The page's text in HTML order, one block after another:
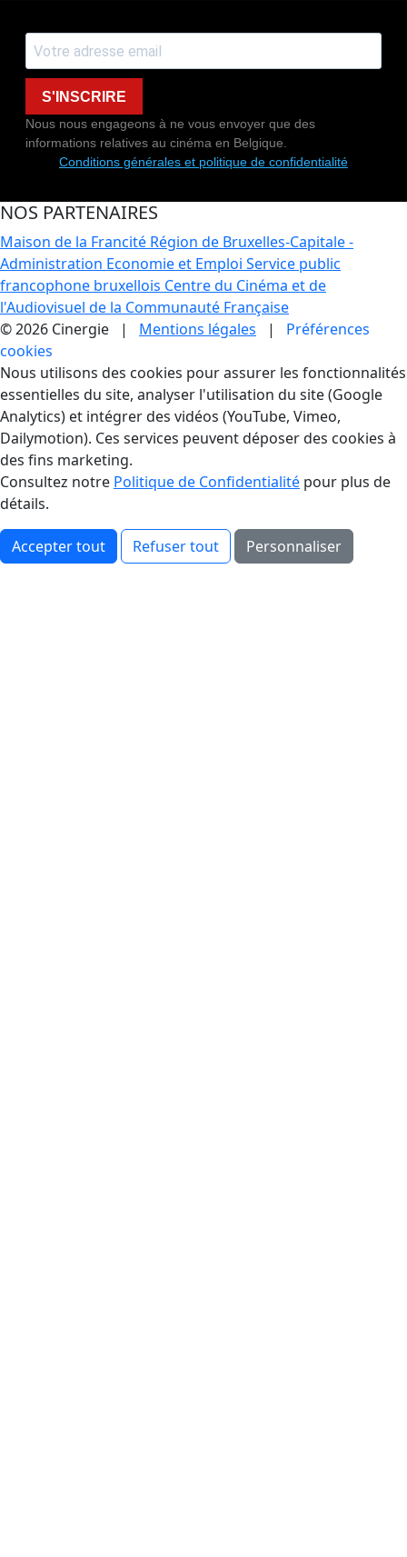
S'INSCRIRE
Nous nous engageons à ne vous envoyer que des
informations relatives au cinéma en Belgique.
Conditions générales et politique de confidentialité
NOS PARTENAIRES
Maison de la Francité Région de Bruxelles-Capitale -
Administration Economie et Emploi Service public
francophone bruxellois Centre du Cinéma et de
l'Audiovisuel de la Communauté Française
© 2026 Cinergie | Mentions légales | Préférences
cookies
Gestion des Cookies
Nous utilisons des cookies pour assurer les fonctionnalités
essentielles du site, analyser l'utilisation du site (Google
Analytics) et intégrer des vidéos (YouTube, Vimeo,
Dailymotion). Ces services peuvent déposer des cookies à
des fins marketing.
Consultez notre Politique de Confidentialité pour plus de
détails.
Accepter tout Refuser tout Personnaliser